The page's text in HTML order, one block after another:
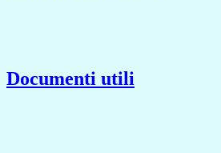
Documenti utili